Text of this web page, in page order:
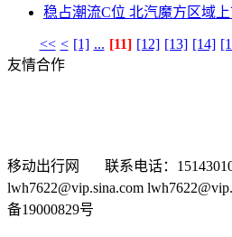
稳占潮流C位 北汽魔方区域
<< < [1] ... [11] [12] [13] [14]
友情合作
移动出行网 联系电话：
lwh7622@vip.sina.com
备19000829号